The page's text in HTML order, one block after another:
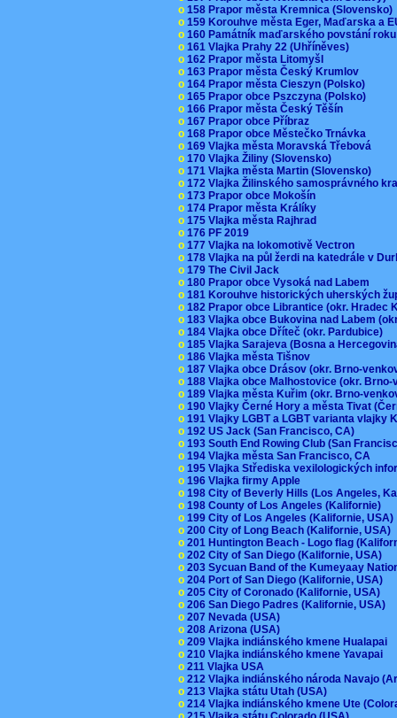
o 158 Prapor města Kremnica (Slovensko)
o 159 Korouhve města Eger, Maďarska a
o 160 Památník maďarského povstání
o 161 Vlajka Prahy 22 (Uhříněves)
o 162 Prapor města Litomyšl
o 163 Prapor města Český Krumlov
o 164 Prapor města Cieszyn (Polsko)
o 165 Prapor obce Pszczyna (Polsko)
o 166 Prapor města Český Těšín
o 167 Prapor obce Příbraz
o 168 Prapor obce Městečko Trnávka
o 169 Vlajka města Moravská Třebová
o 170 Vlajka Žiliny (Slovensko)
o 171 Vlajka města Martin (Slovensko)
o 172 Vlajka Žilinského samosprávného
o 173 Prapor obce Mokošín
o 174 Prapor města Králíky
o 175 Vlajka města Rajhrad
o 176 PF 2019
o 177 Vlajka na lokomotivě Vectron
o 178 Vlajka na půl žerdi na katedrále v
o 179 The Civil Jack
o 180 Prapor obce Vysoká nad Labem
o 181 Korouhve historických uherských
o 182 Prapor obce Librantice (okr. Hradec
o 183 Vlajka obce Bukovina nad Labem
o 184 Vlajka obce Dříteč (okr. Pardubice)
o 185 Vlajka Sarajeva (Bosna a
o 186 Vlajka města Tišnov
o 187 Vlajka obce Drásov (okr. Brno-
o 188 Vlajka obce Malhostovice (okr.
o 189 Vlajka města Kuřim (okr. Brno-
o 190 Vlajky Černé Hory a města Tivat
o 191 Vlajky LGBT a LGBT varianta vlajky
o 192 US Jack (San Francisco, CA)
o 193 South End Rowing Club (San
o 194 Vlajka města San Francisco, CA
o 195 Vlajka Střediska vexilologických
o 196 Vlajka firmy Apple
o 198 City of Beverly Hills (Los Angeles,
o 198 County of Los Angeles (Kalifornie)
o 199 City of Los Angeles (Kalifornie,
o 200 City of Long Beach (Kalifornie, USA)
o 201 Huntington Beach - Logo flag
o 202 City of San Diego (Kalifornie, USA)
o 203 Sycuan Band of the Kumeyaay
o 204 Port of San Diego (Kalifornie, USA)
o 205 City of Coronado (Kalifornie, USA)
o 206 San Diego Padres (Kalifornie, USA)
o 207 Nevada (USA)
o 208 Arizona (USA)
o 209 Vlajka indiánského kmene Hualapai
o 210 Vlajka indiánského kmene Yavapai
o 211 Vlajka USA
o 212 Vlajka indiánského národa Navajo
o 213 Vlajka státu Utah (USA)
o 214 Vlajka indiánského kmene Ute